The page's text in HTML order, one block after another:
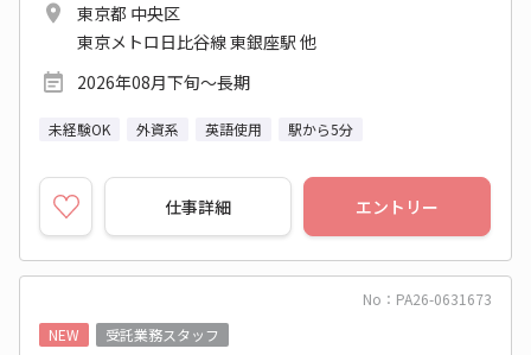
東京都 中央区
東京メトロ日比谷線 東銀座駅 他
2026年08月下旬～長期
未経験OK 外資系 英語使用 駅から5分
仕事詳細 エントリー
No：PA26-0631673
NEW
受託業務スタッフ